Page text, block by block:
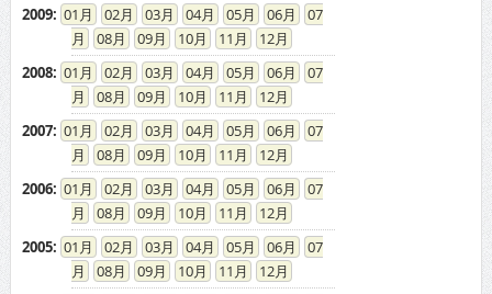
2009: 01 02 03 04 05 06
07
08
09 10 11
12
2008: 01 02 03 04 05 06
07
08
09 10 11
12
2007: 01 02 03 04 05 06
07
08
09 10 11
12
2006: 01 02 03 04 05 06
07
08
09 10 11
12
2005: 01 02 03 04 05 06
07
08
09 10 11
12